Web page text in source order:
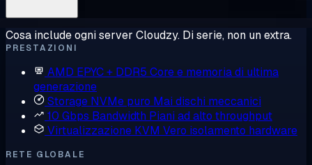
Cosa include ogni server Cloudzy. Di serie, non un extra.
PRESTAZIONI
AMD EPYC + DDR5 Core e memoria di ultima
generazione
Storage NVMe puro Mai dischi meccanici
10 Gbps Bandwidth Piani ad alto throughput
Virtualizzazione KVM Vero isolamento hardware
RETE GLOBALE